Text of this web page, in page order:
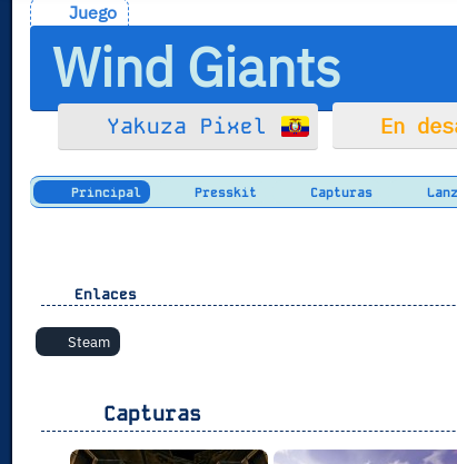
Juego
Wind Giants
Yakuza Pixel En
Principal Presskit Capturas
Enlaces
Steam
Capturas